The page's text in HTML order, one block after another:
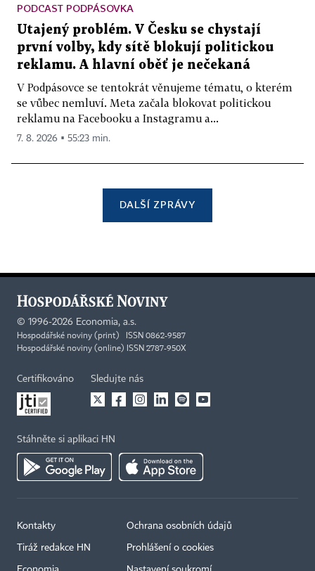
PODCAST PODPÁSOVKA
Utajený problém. V Česku se chystají
první volby, kdy sítě blokují politickou
reklamu. A hlavní oběť je nečekaná
V Podpásovce se tentokrát věnujeme tématu, o kterém
se vůbec nemluví. Meta začala blokovat politickou
reklamu na Facebooku a Instagramu a...
7. 8. 2026 ▪ 55:23 min.
DALŠÍ ZPRÁVY
© 1996-2026 Economia, a.s.
Hospodářské noviny (print) ISSN 0862-9587
Hospodářské noviny (online) ISSN 2787-950X
Certifikováno Sledujte nás
Stáhněte si aplikaci HN
Kontakty
Tiráž redakce HN
Ochrana osobních údajů
Prohlášení o cookies